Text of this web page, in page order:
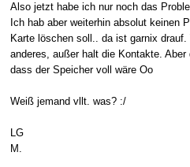
Also jetzt habe ich nur noch das
Ich hab aber weiterhin absolut keinen
Karte löschen soll.. da ist garnix
anderes, außer halt die Kontakte.
dass der Speicher voll wäre Oo
Weiß jemand vllt. was? :/
LG
M.